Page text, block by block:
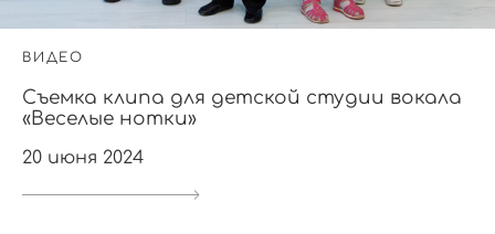
ВИДЕО
Съемка клипа для детской студии вокала
«Веселые нотки»
20 июня 2024